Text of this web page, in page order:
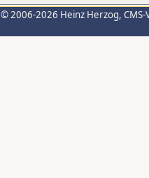
© 2006-2026 Heinz Herzog,